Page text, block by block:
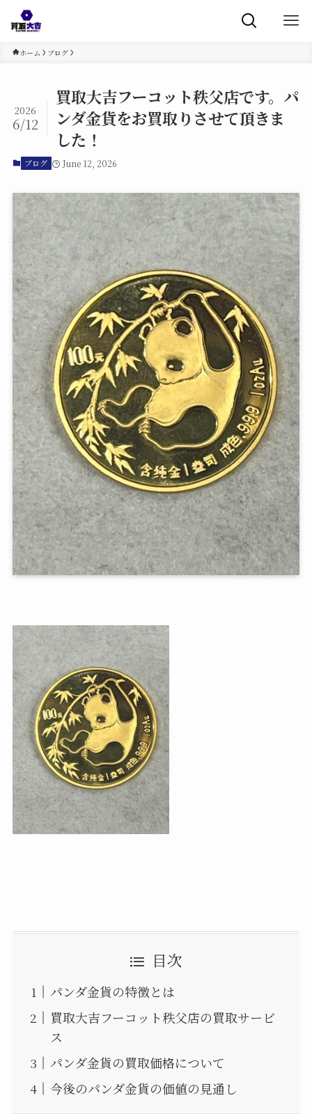
ホーム ブログ
買取大吉フーコット秩父店です。パ
ンダ金貨をお買取りさせて頂きま
した！
2026
6/12
ブログ June 12, 2026
目次
パンダ金貨の特徴とは
買取大吉フーコット秩父店の買取サービ
ス
パンダ金貨の買取価格について
今後のパンダ金貨の価値の見通し